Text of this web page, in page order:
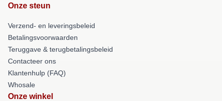
Onze steun
Verzend- en leveringsbeleid
Betalingsvoorwaarden
Teruggave & terugbetalingsbeleid
Contacteer ons
Klantenhulp (FAQ)
Whosale
Onze winkel